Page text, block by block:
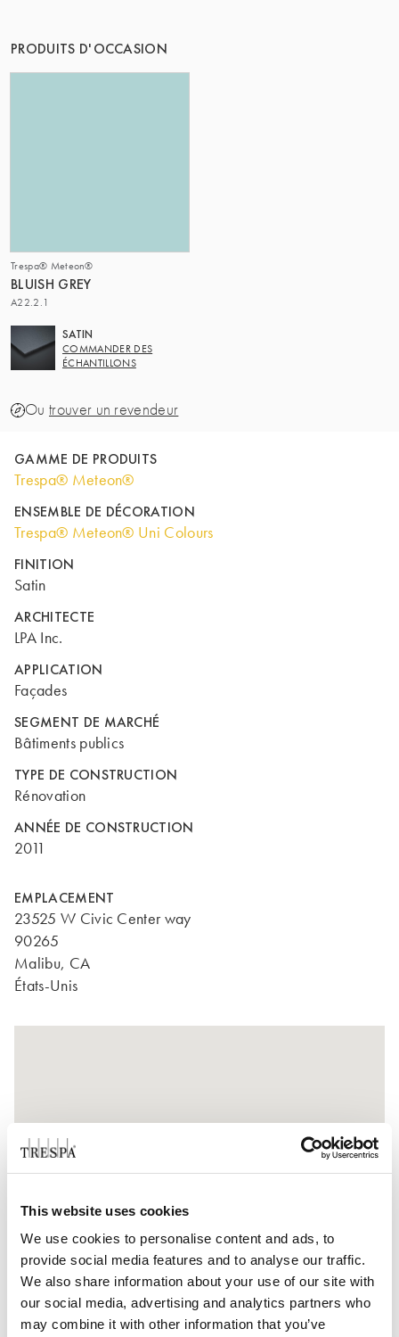
This website uses cookies
We use cookies to personalise content and ads, to
provide social media features and to analyse our traffic.
We also share information about your use of our site with
our social media, advertising and analytics partners who
may combine it with other information that you’ve
PRODUITS D'OCCASION
Trespa® Meteon®
BLUISH GREY
A22.2.1
SATIN
COMMANDER DES
ÉCHANTILLONS
Ou trouver un revendeur
GAMME DE PRODUITS
Trespa® Meteon®
ENSEMBLE DE DÉCORATION
Trespa® Meteon® Uni Colours
FINITION
Satin
ARCHITECTE
LPA Inc.
APPLICATION
Façades
SEGMENT DE MARCHÉ
Bâtiments publics
TYPE DE CONSTRUCTION
Rénovation
ANNÉE DE CONSTRUCTION
2011
EMPLACEMENT
23525 W Civic Center way
90265
Malibu, CA
États-Unis